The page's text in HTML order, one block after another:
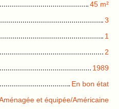
45 m²
3
1
2
1989
En bon état
et équipée/Américaine